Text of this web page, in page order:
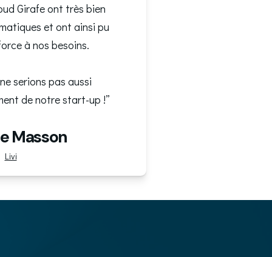
Masson
Livi
Girafe ont très bien
et ont ainsi pu
à nos besoins.
serions pas aussi
de notre start-up !”